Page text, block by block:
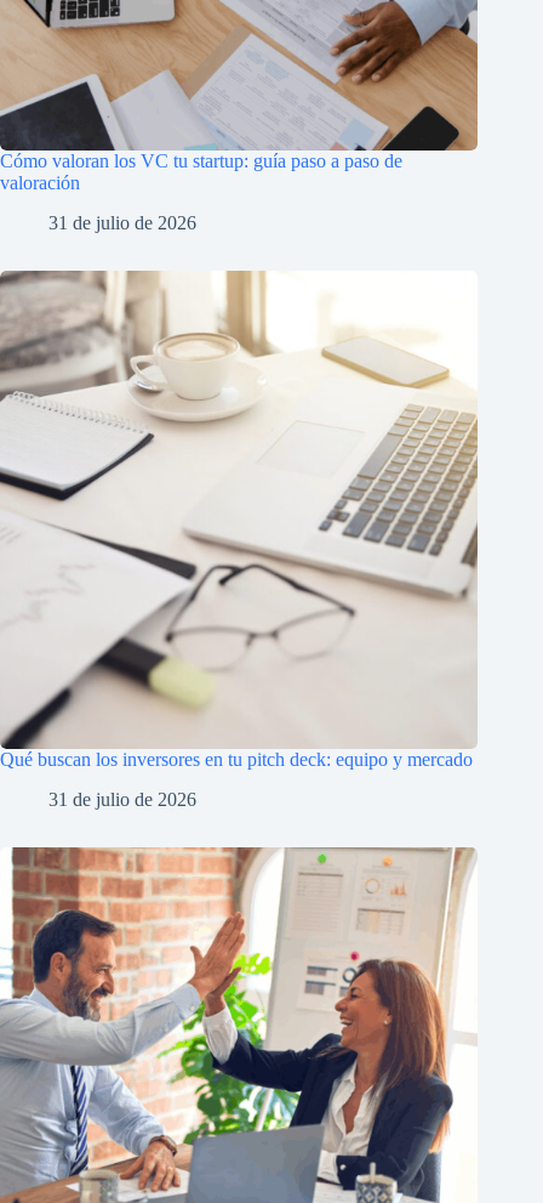
Cómo valoran los VC tu startup: guía paso a paso de
valoración
31 de julio de 2026
Qué buscan los inversores en tu pitch deck: equipo y mercado
31 de julio de 2026